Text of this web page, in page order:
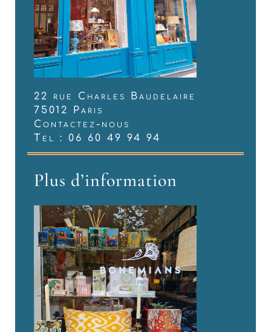
22 rue Charles Baudelaire
75012 Paris
Contactez-nous
Tel : 06 60 49 94 94
Plus d’information